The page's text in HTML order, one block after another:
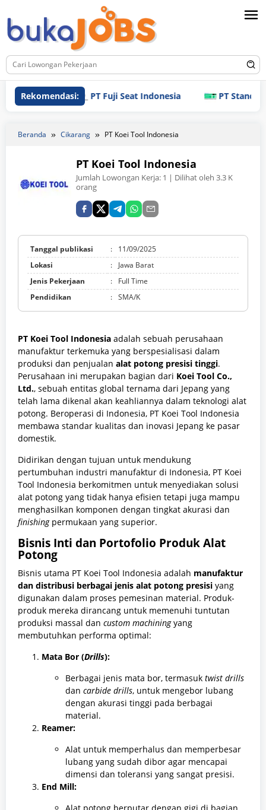
ke
konten
Rekomendasi:PT Fuji Seat Indonesia PT Standard
Beranda Cikarang PT Koei Tool Indonesia
PT Koei Tool Indonesia
Jumlah Lowongan Kerja: 1 | Dilihat oleh 3.3 K
orang
Tanggal publikasi :
11/09/2025
Lokasi
:
Jawa Barat
Jenis Pekerjaan
:
Full Time
Pendidikan
: SMA/K
PT Koei Tool Indonesia adalah sebuah perusahaan
manufaktur terkemuka yang berspesialisasi dalam
produksi dan penjualan alat potong presisi tinggi.
Perusahaan ini merupakan bagian dari Koei Tool Co.,
Ltd., sebuah entitas global ternama dari Jepang yang
telah lama dikenal akan keahliannya dalam teknologi alat
potong. Beroperasi di Indonesia, PT Koei Tool Indonesia
membawa standar kualitas dan inovasi Jepang ke pasar
domestik.
Didirikan dengan tujuan untuk mendukung
pertumbuhan industri manufaktur di Indonesia, PT Koei
Tool Indonesia berkomitmen untuk menyediakan solusi
alat potong yang tidak hanya efisien tetapi juga mampu
menghasilkan komponen dengan tingkat akurasi dan
finishingpermukaan yang superior.
Bisnis Inti dan Portofolio Produk Alat
Potong
Bisnis utama PT Koei Tool Indonesia adalah manufaktur
dan distribusi berbagai jenis alat potong presisi yang
digunakan dalam proses pemesinan material. Produk-
produk mereka dirancang untuk memenuhi tuntutan
produksi massal dan custom machiningyang
membutuhkan performa optimal:
Mata Bor (Drills):
Berbagai jenis mata bor, termasuk twist drills
dan carbide drills, untuk mengebor lubang
dengan akurasi tinggi pada berbagai
material.
Reamer:
Alat untuk memperhalus dan memperbesar
lubang yang sudah dibor agar mencapai
dimensi dan toleransi yang sangat presisi.
End Mill: